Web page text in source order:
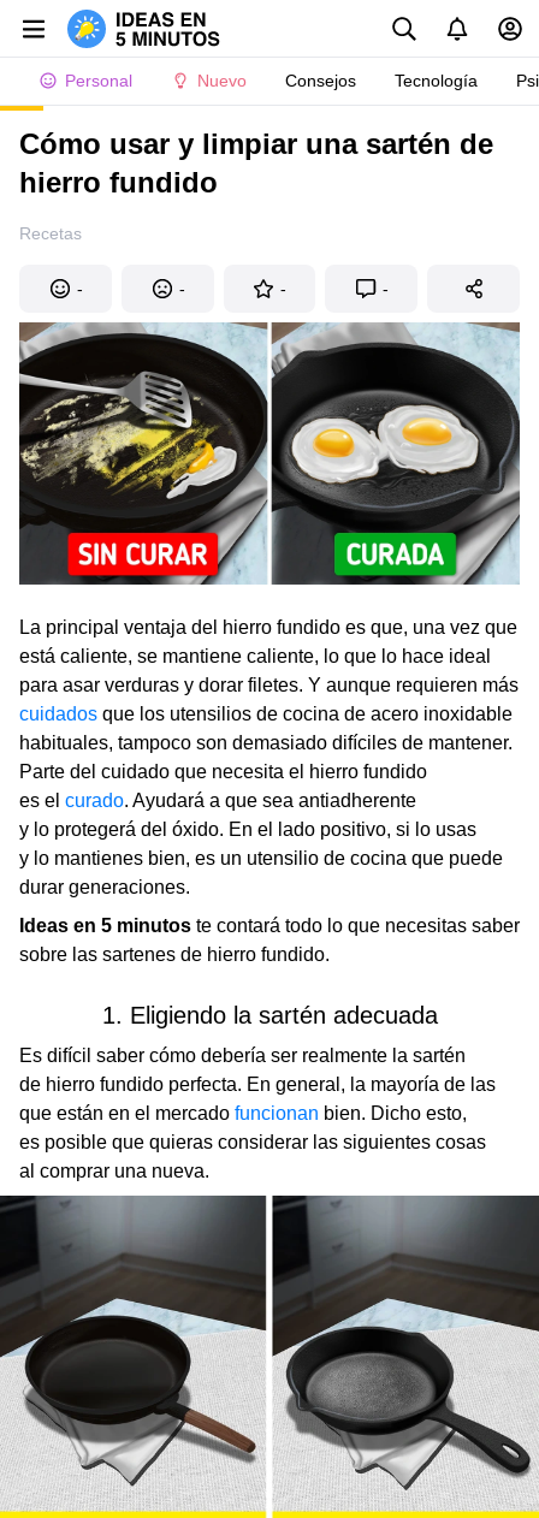
Personal Nuevo Consejos Tecnología
Cómo usar y limpiar una sartén de
hierro fundido
Recetas
- - - -
La principal ventaja del hierro fundido es que, una vez que
está caliente, se mantiene caliente, lo que lo hace ideal
para asar verduras y dorar filetes. Y aunque requieren más
cuidados que los utensilios de cocina de acero inoxidable
habituales, tampoco son demasiado difíciles de mantener.
Parte del cuidado que necesita el hierro fundido
es el curado. Ayudará a que sea antiadherente
y lo protegerá del óxido. En el lado positivo, si lo usas
y lo mantienes bien, es un utensilio de cocina que puede
durar generaciones.
Ideas en 5 minutos te contará todo lo que necesitas saber
sobre las sartenes de hierro fundido.
1. Eligiendo la sartén adecuada
Es difícil saber cómo debería ser realmente la sartén
de hierro fundido perfecta. En general, la mayoría de las
que están en el mercado funcionan bien. Dicho esto,
es posible que quieras considerar las siguientes cosas
al comprar una nueva.